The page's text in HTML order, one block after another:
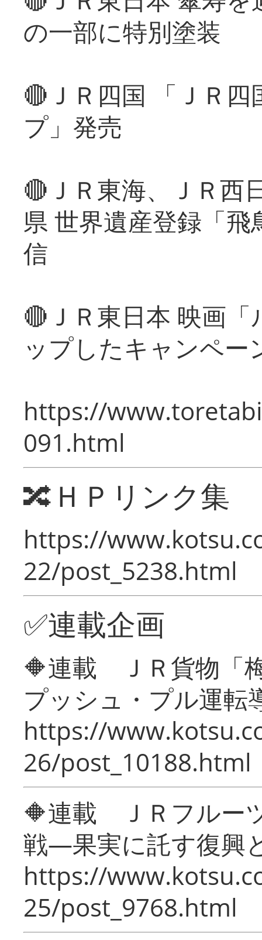
の一部に特別塗装
🔴ＪＲ四国 「ＪＲ
プ」発売
🔴ＪＲ東海、ＪＲ西
県 世界遺産登録「
信
🔴ＪＲ東日本 映画
ップしたキャンペー
https://
091.html
🔀ＨＰリンク集
https://
22/post_5238.html
✅連載企画
🔶連載 ＪＲ貨物「
プッシュ・プル運転
https://
26/post_10188.html
🔶連載 ＪＲフルー
戦―果実に託す復興
https://
25/post_9768.html